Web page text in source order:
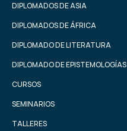
DIPLOMADOS DE ASIA
DIPLOMADOS DE ÁFRICA
DIPLOMADO DE LITERATURA
DIPLOMADO DE EPISTEMOLOGÍAS
CURSOS
SEMINARIOS
TALLERES